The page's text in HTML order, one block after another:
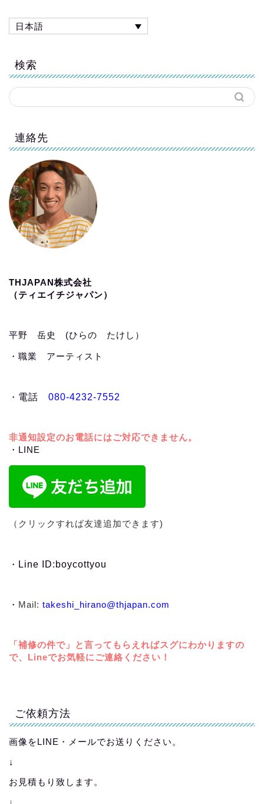
日本語
検索
連絡先
THJAPAN株式会社
（ティエイチジャパン）
平野 岳史 (ひらの たけし）
・職業 アーティスト
・ 電話 080-4232-7552
非通知設定のお電話にはご対応できません。
・LINE
（クリックすれば友達追加できます)
・ Line ID:boycottyou
・ Mail: takeshi_hirano@thjapan.com
「補修の件で」と言ってもらえればスグにわかりますの
で、Lineでお気軽にご連絡ください！
ご依頼方法
画像をLINE・メールでお送りください。
↓
お見積もり致します。